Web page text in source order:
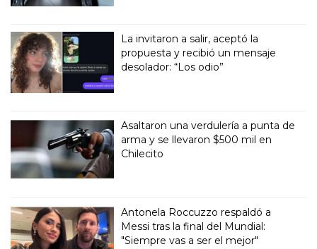
La invitaron a salir, aceptó la
propuesta y recibió un mensaje
desolador: “Los odio”
Asaltaron una verdulería a punta de
arma y se llevaron $500 mil en
Chilecito
Antonela Roccuzzo respaldó a
Messi tras la final del Mundial:
"Siempre vas a ser el mejor"